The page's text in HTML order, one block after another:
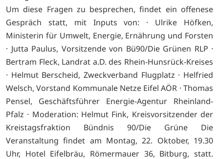
Um diese Fragen zu besprechen, findet ein offenese
Gespräch statt, mit Inputs von: · Ulrike Höfken,
Ministerin für Umwelt, Energie, Ernährung und Forsten
· Jutta Paulus, Vorsitzende von Bü90/Die Grünen RLP ·
Bertram Fleck, Landrat a.D. des Rhein-Hunsrück-Kreises
· Helmut Berscheid, Zweckverband Flugplatz · Helfried
Welsch, Vorstand Kommunale Netze Eifel AÖR · Thomas
Pensel, Geschäftsführer Energie-Agentur Rheinland-
Pfalz · Moderation: Helmut Fink, Kreisvorsitzender der
Kreistagsfraktion Bündnis 90/Die Grüne Die
Veranstaltung findet am Montag, 22. Oktober, 19.30
Uhr, Hotel Eifelbräu, Römermauer 36, Bitburg, statt.